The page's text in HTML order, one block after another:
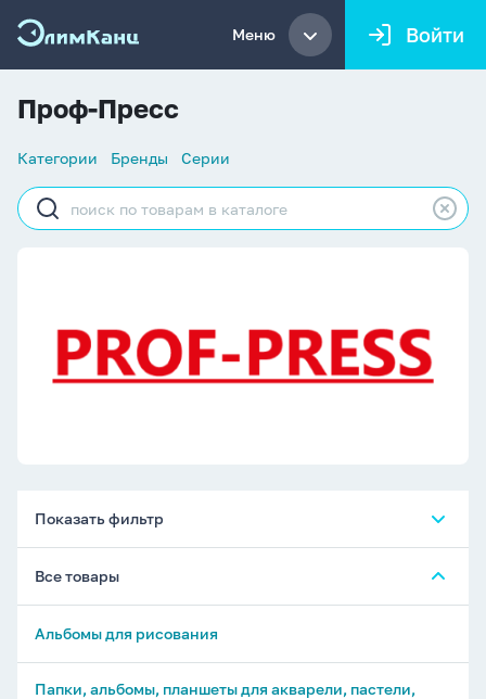
Меню Войти
Проф-Пресс
Список
Категории Бренды Серии
Строка
поиска
Показать фильтр
Все товары
Альбомы для рисования
Папки, альбомы, планшеты для акварели, пастели,